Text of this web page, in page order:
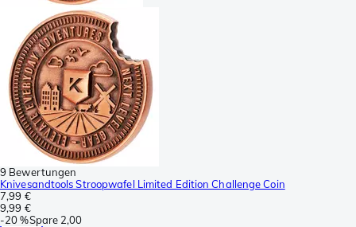
9 Bewertungen
Knivesandtools Stroopwafel Limited Edition Challenge Coin
7,99 €
9,99 €
-20 %Spare 2,00